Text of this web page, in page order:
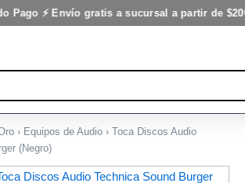
Pago ⚡ Envío gratis a sucursal a partir de
› Equipos de Audio › Toca Discos Audio
(Negro)